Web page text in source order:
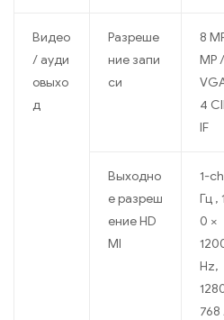
Видео
/ ауди
овыхо
д
Разреше
ние запи
си
8
MP
4
IF
Выходно
е разреш
ение HD
MI
1-
Гц ,
0 ×
Hz,
768